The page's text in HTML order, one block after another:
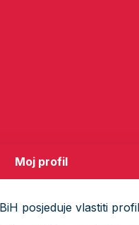
Moj profil
posjeduje vlastiti